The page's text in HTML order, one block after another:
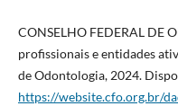
CONSELHO FEDERAL DE
profissionais e entidades
de Odontologia, 2024.
https://website.cfo.org.br/